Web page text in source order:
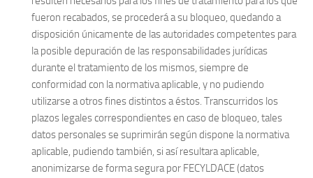
fueron recabados, se procederá a su bloqueo, quedando a
disposición únicamente de las autoridades competentes para
la posible depuración de las responsabilidades jurídicas
durante el tratamiento de los mismos, siempre de
conformidad con la normativa aplicable, y no pudiendo
utilizarse a otros fines distintos a éstos. Transcurridos los
plazos legales correspondientes en caso de bloqueo, tales
datos personales se suprimirán según dispone la normativa
aplicable, pudiendo también, si así resultara aplicable,
anonimizarse de forma segura por FECYLDACE (datos